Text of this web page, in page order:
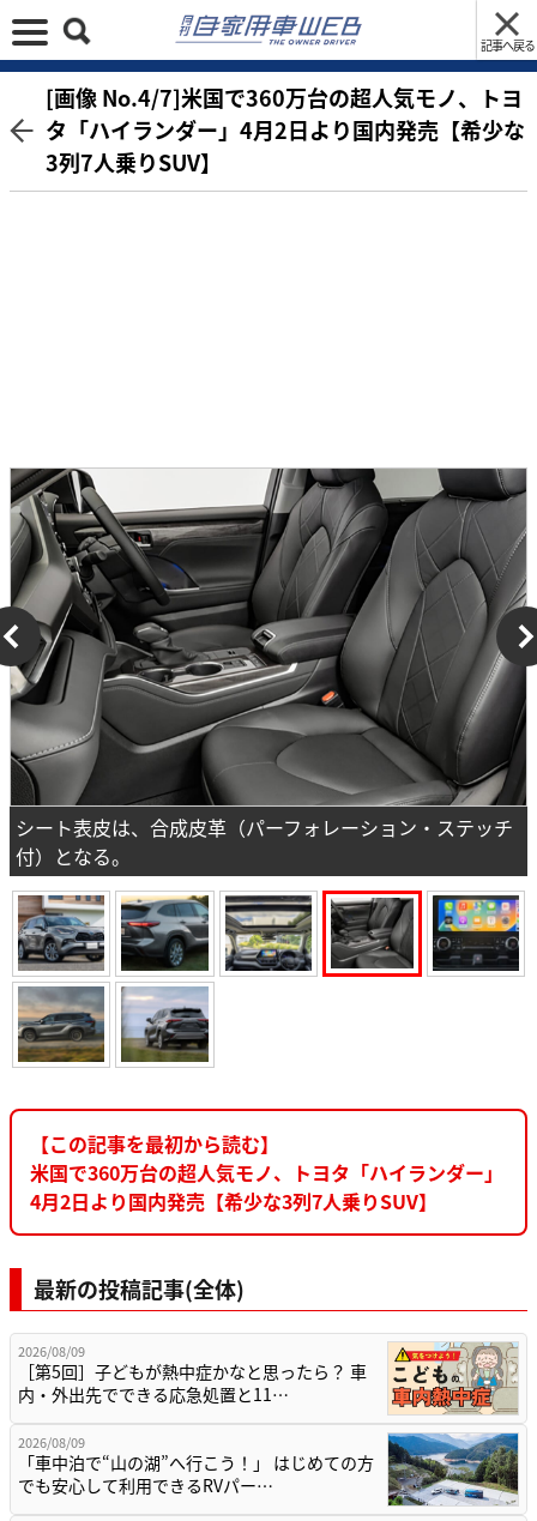
記事へ戻る
[画像 No.4/7]米国で360万台の超人気モノ、トヨ
タ「ハイランダー」4月2日より国内発売【希少な
3列7人乗りSUV】
シート表皮は、合成皮革（パーフォレーション・ステッチ
付）となる。
【この記事を最初から読む】
米国で360万台の超人気モノ、トヨタ「ハイランダー」
4月2日より国内発売【希少な3列7人乗りSUV】
最新の投稿記事(全体)
2026/08/09
［第5回］子どもが熱中症かなと思ったら？ 車
内・外出先でできる応急処置と11…
2026/08/09
「車中泊で“山の湖”へ行こう！」 はじめての方
でも安心して利用できるRVパー…